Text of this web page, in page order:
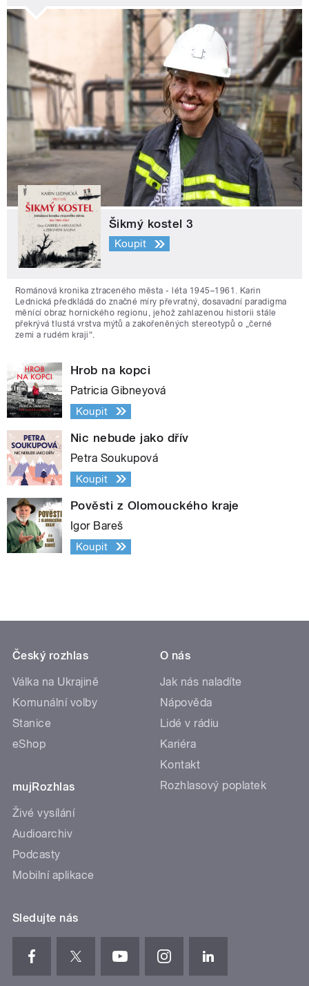
Šikmý kostel 3
Koupit
Románová kronika ztraceného města - léta 1945–1961. Karin
Lednická předkládá do značné míry převratný, dosavadní paradigma
měnící obraz hornického regionu, jehož zahlazenou historii stále
překrývá tlustá vrstva mýtů a zakořeněných stereotypů o „černé
zemi a rudém kraji“.
Hrob na kopci
Patricia Gibneyová
Koupit
Nic nebude jako dřív
Petra Soukupová
Koupit
Pověsti z Olomouckého kraje
Igor Bareš
Koupit
Český rozhlas
Válka na Ukrajině
Komunální volby
Stanice
eShop
mujRozhlas
Živé vysílání
Audioarchiv
Podcasty
Mobilní aplikace
O nás
Jak nás naladíte
Nápověda
Lidé v rádiu
Kariéra
Kontakt
Rozhlasový poplatek
Sledujte nás